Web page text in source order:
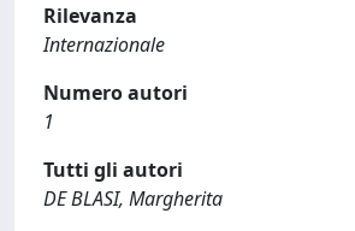
Rilevanza
Internazionale
Numero autori
1
Tutti gli autori
DE BLASI, Margherita